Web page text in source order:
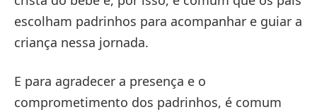
escolham padrinhos para acompanhar e guiar a
criança nessa jornada.
E para agradecer a presença e o
comprometimento dos padrinhos, é comum